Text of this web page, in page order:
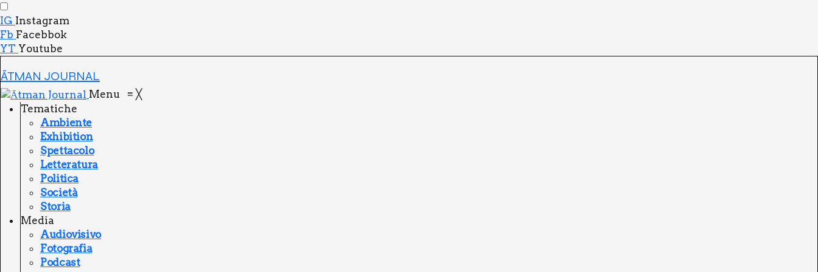
IG Instagram
Fb Facebbok
YT Youtube
ĀTMAN JOURNAL
Menu ≡ ╳
Tema­ti­che
Ambien­te
Exhi­bi­tion
Spet­ta­co­lo
Let­te­ra­tu­ra
Poli­ti­ca
Socie­tà
Sto­ria
Media
Audio­vi­si­vo
Foto­gra­fia
Pod­ca­st